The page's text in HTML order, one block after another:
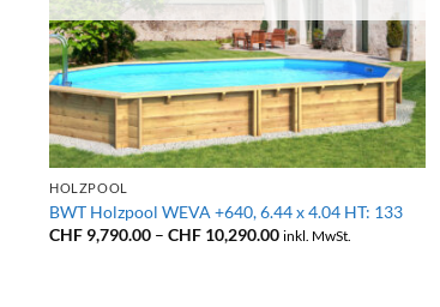
+
HOLZPOOL
BWT Holzpool WEVA +640, 6.44 x 4.04 HT: 133
CHF 9,790.00 –CHF 10,290.00Preisspanne:
inkl. MwSt.